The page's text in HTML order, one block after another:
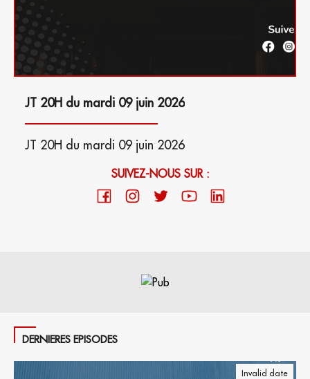
JT 20H du mardi 09 juin 2026
JT 20H du mardi 09 juin 2026
SUIVEZ-NOUS SUR :
DERNIERES EPISODES
Invalid date